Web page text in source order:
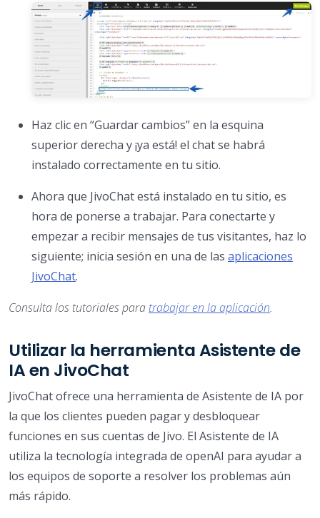
Haz clic en “Guardar cambios” en la esquina
superior derecha y ¡ya está! el chat se habrá
instalado correctamente en tu sitio.
Ahora que JivoChat está instalado en tu sitio, es
hora de ponerse a trabajar. Para conectarte y
empezar a recibir mensajes de tus visitantes, haz lo
siguiente; inicia sesión en una de las aplicaciones
JivoChat.
Consulta los tutoriales para trabajar en la aplicación.
Utilizar la herramienta Asistente de
IA en JivoChat
JivoChat ofrece una herramienta de Asistente de IA por
la que los clientes pueden pagar y desbloquear
funciones en sus cuentas de Jivo. El Asistente de IA
utiliza la tecnología integrada de openAI para ayudar a
los equipos de soporte a resolver los problemas aún
más rápido.